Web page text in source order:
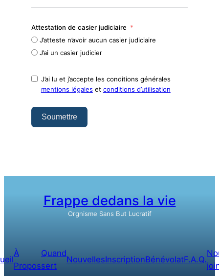
Attestation de casier judiciaire
J’atteste n’avoir aucun casier judiciaire
J’ai un casier judicier
J’ai lu et j’accepte les conditions générales
mentions légaleset conditions d’utilisation
Soumettre
Frappe dedans la vie
Orgnisme Sans But Lucratif
À
Propos
Quand
sert
NouvellesInscriptionBénévolatF.A.Q.